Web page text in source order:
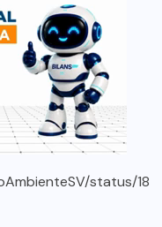
status/18